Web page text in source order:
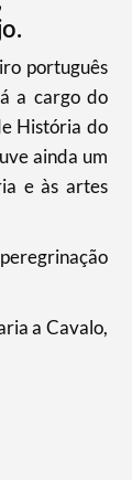
português
a cargo do
História do
ainda um
e às artes
a Cavalo,